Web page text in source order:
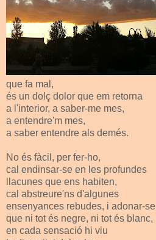
que fa mal,
és un dolç dolor que em retorna
a l'interior, a saber-me mes,
a entendre'm mes,
a saber entendre als demés.
No és fàcil, per fer-ho,
cal endinsar-se en les profundes
llacunes que ens habiten,
cal abstreure'ns d'algunes
ensenyances rebudes, i adonar-se
que ni tot és negre, ni tot és blanc,
en cada sensació hi viu